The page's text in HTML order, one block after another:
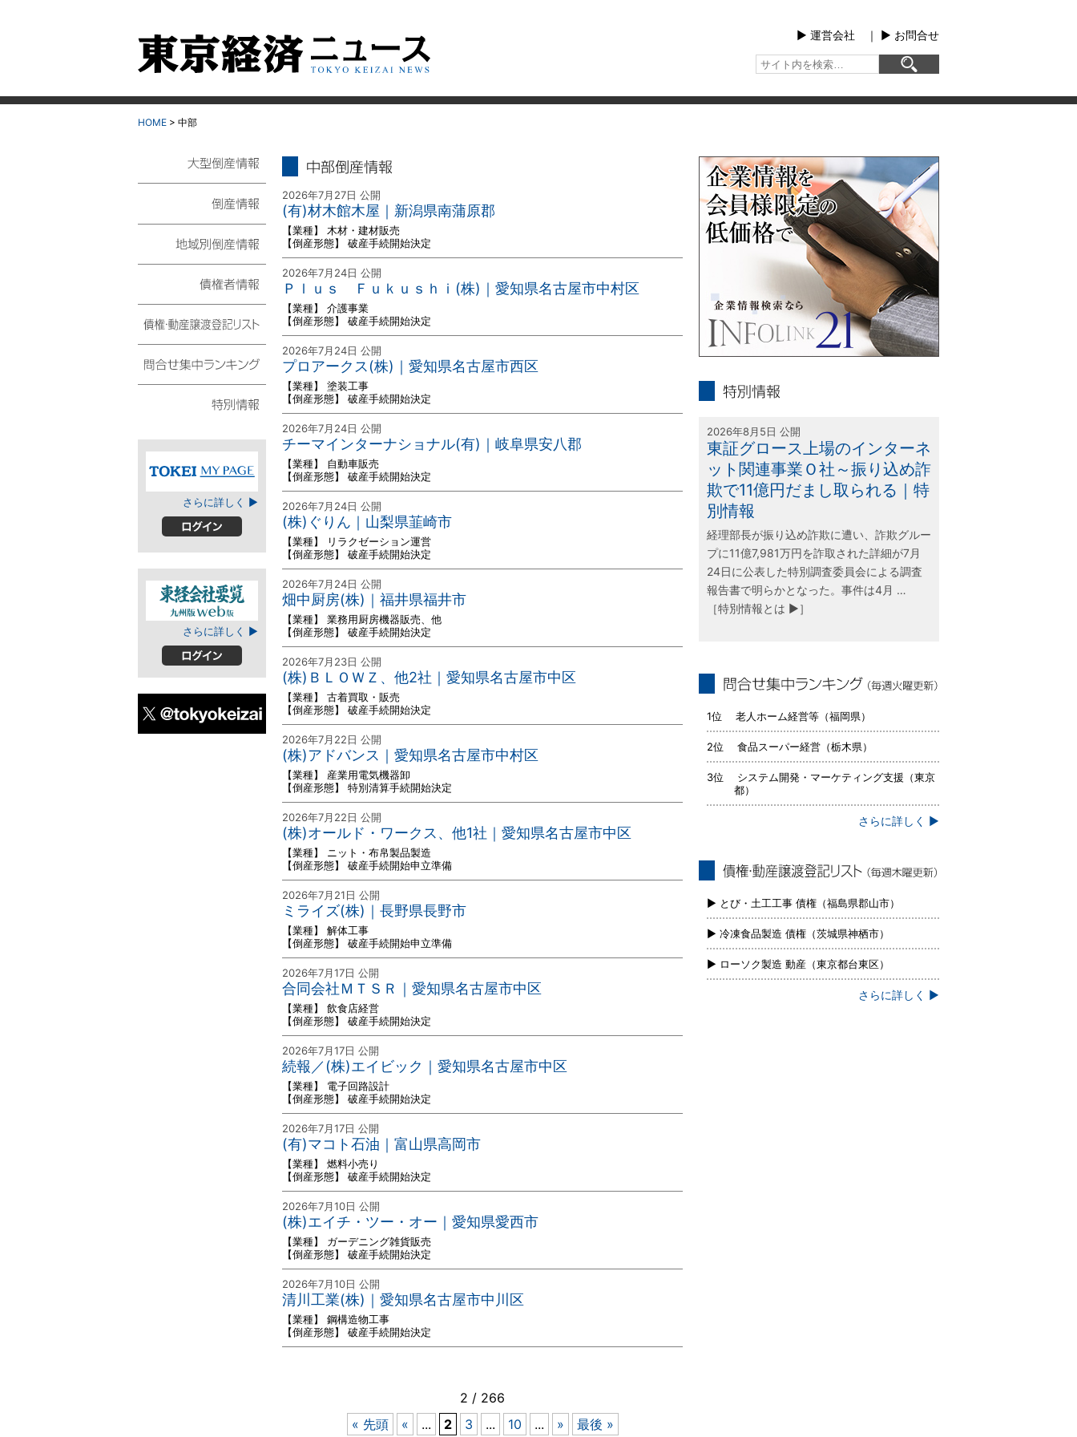
▶︎ 運営会社 ｜ ▶︎ お問合せ
HOME > 中部
中部 倒産情報
2026年7月27日 公開
(有)材木館木屋｜新潟県南蒲原郡
【業種】 木材・建材販売
【倒産形態】 破産手続開始決定
2026年7月24日 公開
Ｐｌｕｓ Ｆｕｋｕｓｈｉ(株)｜愛知県名古屋市中村区
【業種】 介護事業
【倒産形態】 破産手続開始決定
2026年7月24日 公開
プロアークス(株)｜愛知県名古屋市西区
【業種】 塗装工事
【倒産形態】 破産手続開始決定
2026年7月24日 公開
チーマインターナショナル(有)｜岐阜県安八郡
【業種】 自動車販売
【倒産形態】 破産手続開始決定
2026年7月24日 公開
(株)ぐりん｜山梨県韮崎市
【業種】 リラクゼーション運営
【倒産形態】 破産手続開始決定
2026年7月24日 公開
畑中厨房(株)｜福井県福井市
【業種】 業務用厨房機器販売、他
【倒産形態】 破産手続開始決定
2026年7月23日 公開
(株)ＢＬＯＷＺ、他2社｜愛知県名古屋市中区
【業種】 古着買取・販売
【倒産形態】 破産手続開始決定
2026年7月22日 公開
(株)アドバンス｜愛知県名古屋市中村区
【業種】 産業用電気機器卸
【倒産形態】 特別清算手続開始決定
2026年7月22日 公開
(株)オールド・ワークス、他1社｜愛知県名古屋市中区
【業種】 ニット・布帛製品製造
【倒産形態】 破産手続開始申立準備
2026年7月21日 公開
ミライズ(株)｜長野県長野市
【業種】 解体工事
【倒産形態】 破産手続開始申立準備
2026年7月17日 公開
合同会社ＭＴＳＲ｜愛知県名古屋市中区
【業種】 飲食店経営
【倒産形態】 破産手続開始決定
2026年7月17日 公開
続報／(株)エイビック｜愛知県名古屋市中区
【業種】 電子回路設計
【倒産形態】 破産手続開始決定
2026年7月17日 公開
(有)マコト石油｜富山県高岡市
【業種】 燃料小売り
【倒産形態】 破産手続開始決定
2026年7月10日 公開
(株)エイチ・ツー・オー｜愛知県愛西市
【業種】 ガーデニング雑貨販売
【倒産形態】 破産手続開始決定
2026年7月10日 公開
清川工業(株)｜愛知県名古屋市中川区
【業種】 鋼構造物工事
【倒産形態】 破産手続開始決定
2 / 266
« 先頭
« ... 2 3 ... 10 ... » 最後 »
スト
TOKEIマイページ
さらに詳しく ▶
東経会社要覧web
さらに詳しく ▶
ログイン
2026年8月5日 公開
東証グロース上場のインターネ
ット関連事業Ｏ社～振り込め詐
欺で11億円だまし取られる｜特
別情報
経理部長が振り込め詐欺に遭い、詐欺グルー
プに11億7,981万円を詐取された詳細が7月
24日に公表した特別調査委員会による調査
報告書で明らかとなった。事件は4月 …
［特別情報とは ▶］
1位 老人ホーム経営等（福岡県）
2位 食品スーパー経営（栃木県）
3位 システム開発・マーケティング支援（東京
都）
さらに詳しく ▶
新）
▶ とび・土工工事 債権（福島県郡山市）
▶ 冷凍食品製造 債権（茨城県神栖市）
▶ ローソク製造 動産（東京都台東区）
さらに詳しく ▶